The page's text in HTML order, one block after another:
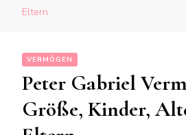
Eltern
VERMÖGEN
Peter Gabriel
Größe, Kinder,